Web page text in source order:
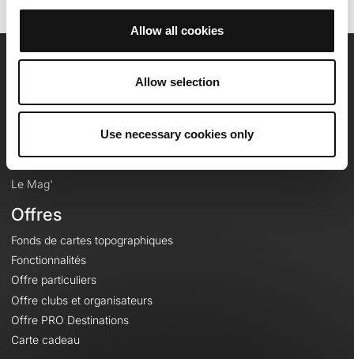
Allow all cookies
Allow selection
Use necessary cookies only
Equipe
Le Mag'
Offres
Fonds de cartes topographiques
Fonctionnalités
Offre particuliers
Offre clubs et organisateurs
Offre PRO Destinations
Carte cadeau